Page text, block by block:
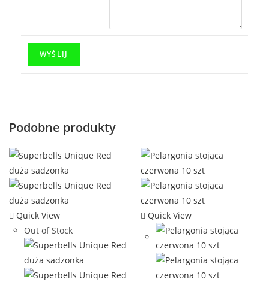
Podobne produkty
Quick View
Out of Stock
Quick View